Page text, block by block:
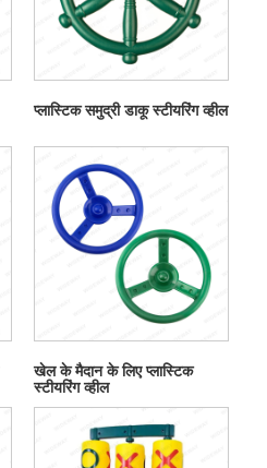
प्लास्टिक समुद्री डाकू स्टीयरिंग व्हील
खेल के मैदान के लिए प्लास्टिक
स्टीयरिंग व्हील